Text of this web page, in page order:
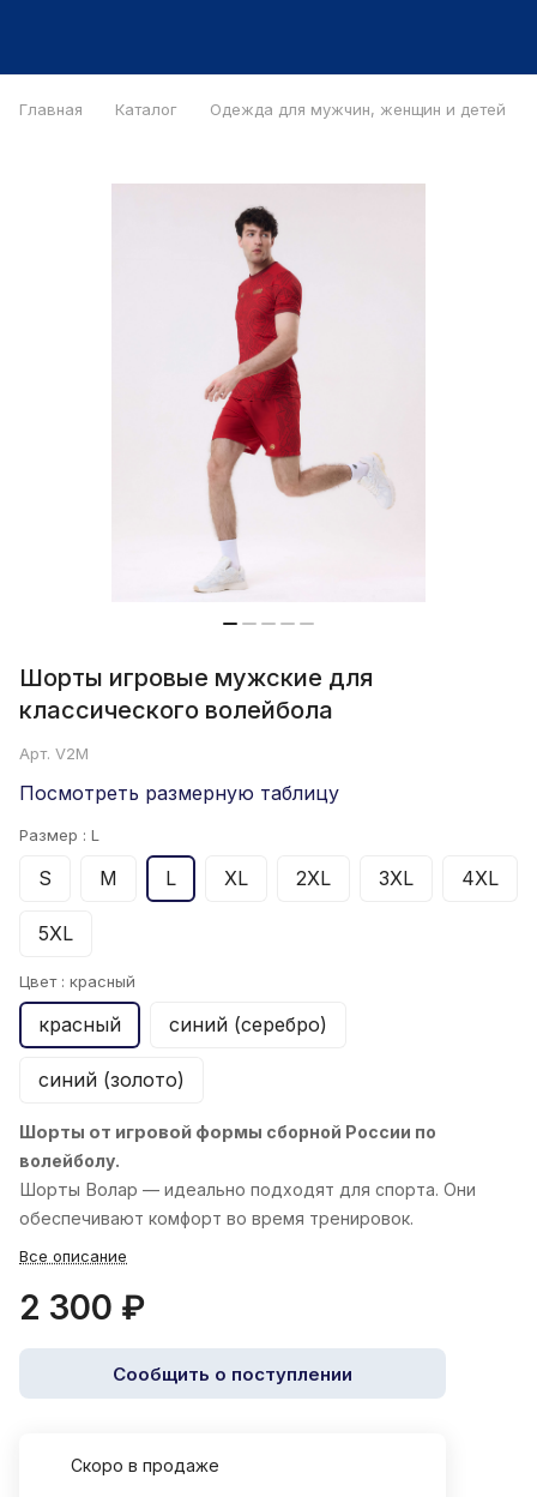
Главная Каталог Одежда для мужчин, женщин и детей
Шорты игровые мужские для
классического волейбола
Арт. V2M
Посмотреть размерную таблицу
Размер : L
S M L XL 2XL 3XL 4XL
5XL
Цвет : красный
красный синий (серебро)
синий (золото)
Шорты от игровой формы сборной России по
волейболу.
Шорты Волар — идеально подходят для спорта. Они
обеспечивают комфорт во время тренировок.
Все описание
2 300 ₽
Сообщить о поступлении
Cкоро в продаже